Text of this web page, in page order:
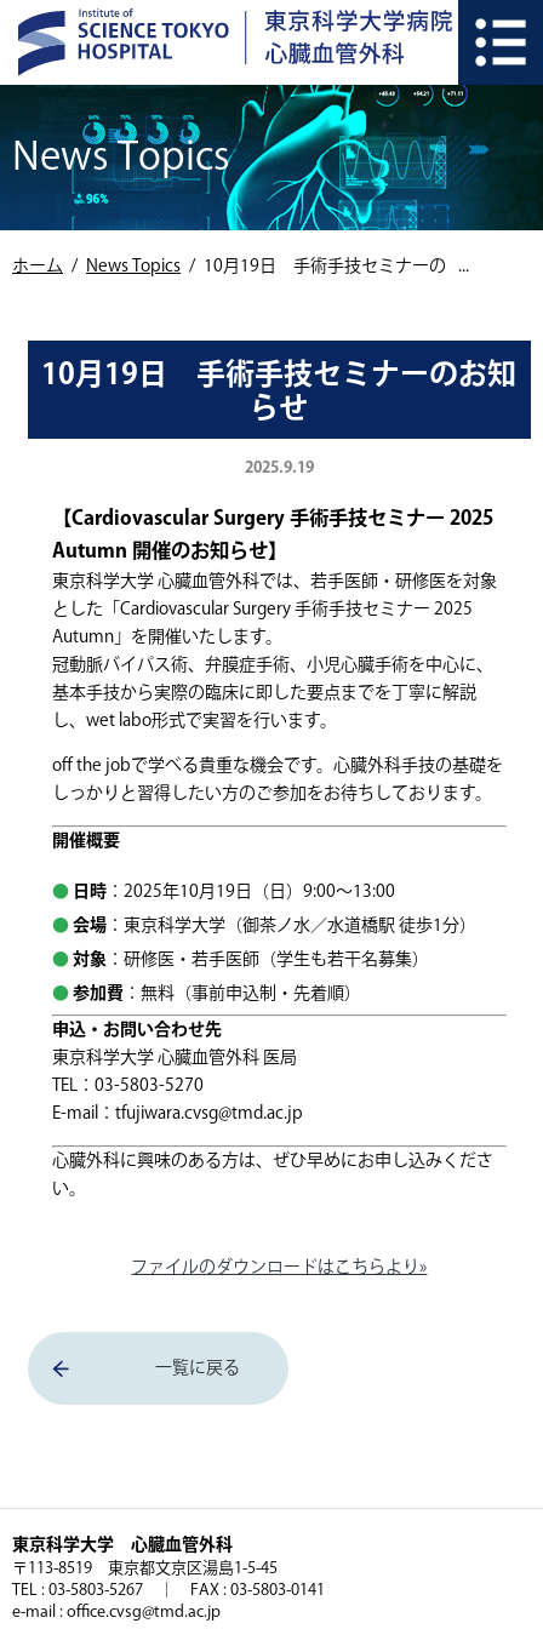
News Topics
ホーム News Topics
10月19日 手術手技セミナーの
10月19日 手術手技セミナーのお知
らせ
2025.9.19
【Cardiovascular Surgery 手術手技セミナー 2025
Autumn 開催のお知らせ】
東京科学大学 心臓血管外科では、若手医師・研修医を対象
とした「Cardiovascular Surgery 手術手技セミナー 2025
Autumn」を開催いたします。
冠動脈バイパス術、弁膜症手術、小児心臓手術を中心に、
基本手技から実際の臨床に即した要点までを丁寧に解説
し、wet labo形式で実習を行います。
off the jobで学べる貴重な機会です。心臓外科手技の基礎を
しっかりと習得したい方のご参加をお待ちしております。
開催概要
日時：2025年10月19日（日）9:00〜13:00
会場：東京科学大学（御茶ノ水／水道橋駅 徒歩1分）
対象：研修医・若手医師（学生も若干名募集）
参加費：無料（事前申込制・先着順）
申込・お問い合わせ先
東京科学大学 心臓血管外科 医局
TEL：03-5803-5270
E-mail： tfujiwara.cvsg@tmd.ac.jp
心臓外科に興味のある方は、ぜひ早めにお申し込みくださ
い。
ファイルのダウンロードはこちらより»
一覧に戻る
東京科学大学 心臓血管外科
〒113-8519 東京都文京区湯島1-5-45
TEL : 03-5803-5267 ｜ FAX : 03-5803-0141
e-mail : office.cvsg@tmd.ac.jp